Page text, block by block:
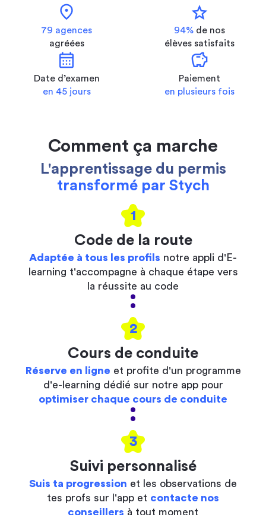
location_on
79 agences
agréées
star
94% de nos
élèves satisfaits
calendar_month
Date d’examen
en 45 jours
savings
Paiement
en plusieurs fois
Comment ça marche
L'apprentissage du permis
transformé par Stych
1
Code de la route
Adaptée à tous les profils notre appli d'E-
learning t'accompagne à chaque étape vers
la réussite au code
2
Cours de conduite
Réserve en ligne et profite d'un programme
d'e-learning dédié sur notre app pour
optimiser chaque cours de conduite
3
Suivi personnalisé
Suis ta progression et les observations de
tes profs sur l'app et contacte nos
conseillers à tout moment